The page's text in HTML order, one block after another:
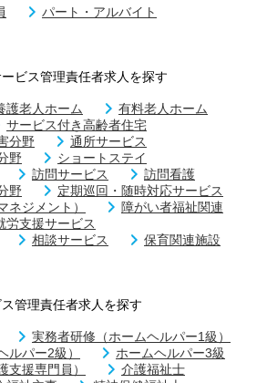
パート・アルバイト
ビス管理責任者求人を探す
護老人ホーム
有料老人ホーム
サービス付き高齢者住宅
分野
通所サービス
野
ショートステイ
訪問サービス
訪問看護
野
定期巡回・随時対応サービス
ネジメント）
障がい者福祉関連
労支援サービス
相談サービス
保育関連施設
管理責任者求人を探す
実務者研修（ホームヘルパー1級）
ルパー2級）
ホームヘルパー3級
支援専門員）
介護福祉士